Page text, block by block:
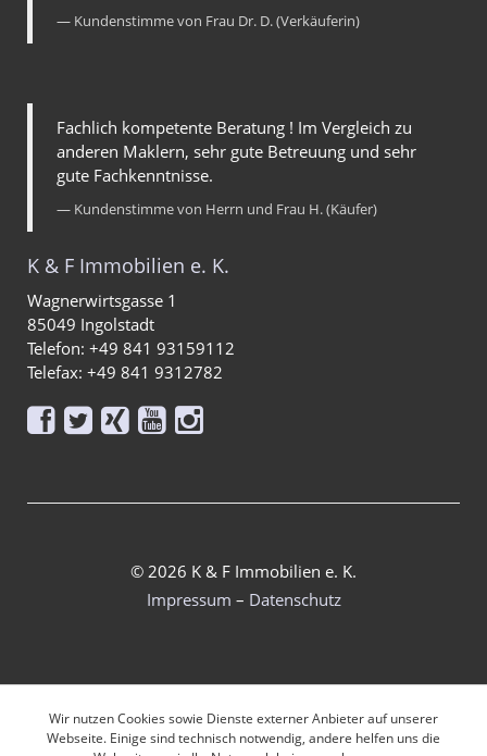
Kundenstimme von Frau Dr. D. (Verkäuferin)
Fachlich kompetente Beratung ! Im Vergleich zu
anderen Maklern, sehr gute Betreuung und sehr
gute Fachkenntnisse.
Kundenstimme von Herrn und Frau H. (Käufer)
K & F Immobilien e. K.
Wagnerwirtsgasse 1
85049 Ingolstadt
Telefon: +49 841 93159112
Telefax: +49 841 9312782
    
© 2026 K & F Immobilien e. K.
Impressum – Datenschutz
Wir nutzen Cookies sowie Dienste externer Anbieter auf unserer
Webseite. Einige sind technisch notwendig, andere helfen uns die